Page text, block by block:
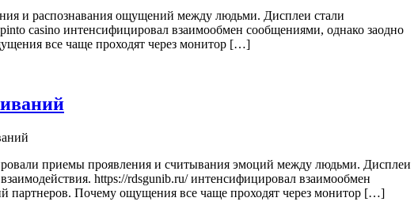
и распознавания ощущений между людьми. Дисплеи стали
casino интенсифицировал взаимообмен сообщениями, однако заодно
все чаще проходят через монитор […]
приемы проявления и считывания эмоций между людьми. Дисплеи
https://rdsgunib.ru/ интенсифицировал взаимообмен
партнеров. Почему ощущения все чаще проходят через монитор […]